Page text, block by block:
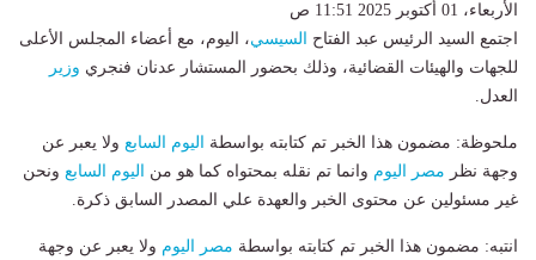
الأربعاء، 01 أكتوبر 2025 11:51 ص
اجتمع السيد الرئيس عبد الفتاح
السيسي، اليوم، مع أعضاء المجلس الأعلى
للجهات والهيئات القضائية، وذلك بحضور المستشار عدنان فنجري وزير
العدل.
ملحوظة: مضمون هذا الخبر تم كتابته بواسطة اليوم السابع ولا يعبر عن
وجهة نظر مصر اليوم وانما تم نقله بمحتواه كما هو من اليوم السابع ونحن
غير مسئولين عن محتوى الخبر والعهدة علي المصدر السابق ذكرة.
انتبه: مضمون هذا الخبر تم كتابته بواسطة مصر اليوم ولا يعبر عن وجهة